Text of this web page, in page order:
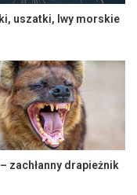
uszatki, lwy morskie
zachłanny drapieżnik